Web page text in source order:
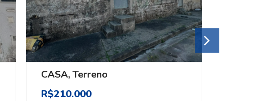
CASA,Terreno
R$210.000